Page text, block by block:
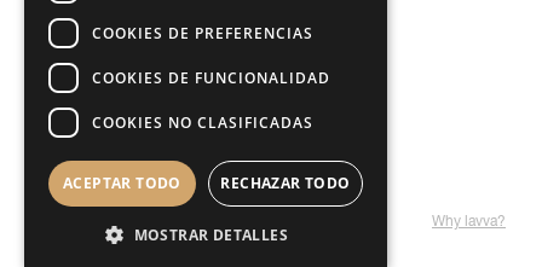
Cookies configuration
Why lavva?
COOKIES DE PREFERENCIAS
COOKIES DE FUNCIONALIDAD
COOKIES NO CLASIFICADAS
ACEPTAR TODO RECHAZAR TODO
MOSTRAR DETALLES